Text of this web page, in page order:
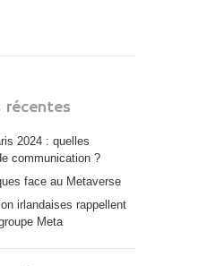
récentes
2024 : quelles
communication ?
face au Metaverse
irlandaises rappellent
Meta